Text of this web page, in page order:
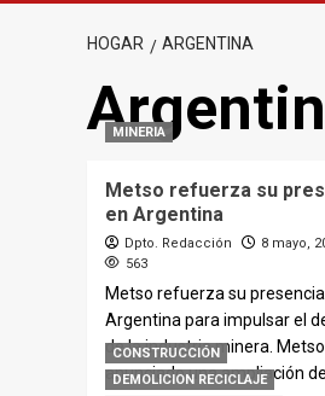
HOGAR ARGENTINA
MINERIA
Metso refuerza su
en Argentina
Dpto. Redacción
8 mayo,
563
Metso refuerza su
Argentina para impulsar el
de la industria minera.
anunciado una ampliación
CONSTRUCCIÓN
DEMOLICION RECICLAJE